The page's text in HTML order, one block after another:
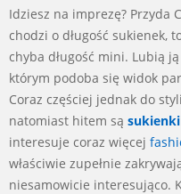
Idziesz na imprezę? Przyda
chodzi o długość sukienek,
chyba długość mini. Lubią
którym podoba się widok
Coraz częściej jednak do
natomiast hitem są
interesuje coraz więcej
właściwie zupełnie
niesamowicie interesująco.